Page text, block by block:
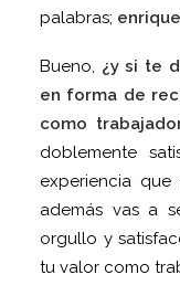
palabras;
Bueno, ¿y si te
en forma de
como
doblemente
experiencia
además vas a
orgullo y
tu valor como